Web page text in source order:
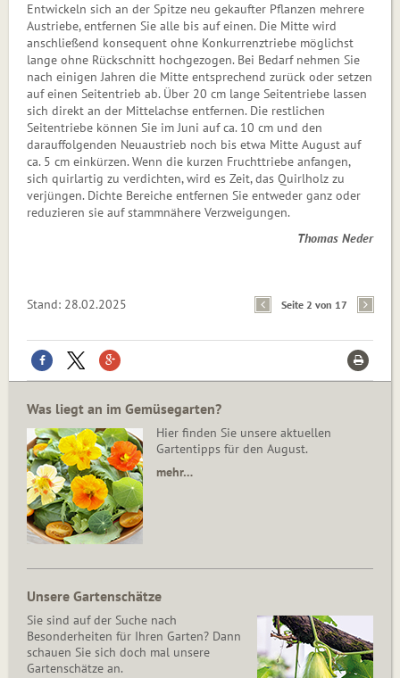
Entwickeln sich an der Spitze neu gekaufter Pflanzen mehrere
Austriebe, entfernen Sie alle bis auf einen. Die Mitte wird
anschließend konsequent ohne Konkurrenztriebe möglichst
lange ohne Rückschnitt hochgezogen. Bei Bedarf nehmen Sie
nach einigen Jahren die Mitte entsprechend zurück oder setzen
auf einen Seitentrieb ab. Über 20 cm lange Seitentriebe lassen
sich direkt an der Mittelachse entfernen. Die restlichen
Seitentriebe können Sie im Juni auf ca. 10 cm und den
darauffolgenden Neuaustrieb noch bis etwa Mitte August auf
ca. 5 cm einkürzen. Wenn die kurzen Fruchttriebe anfangen,
sich quirl­artig zu verdichten, wird es Zeit, das Quirlholz zu
verjüngen. Dichte Bereiche entfernen Sie entweder ganz oder
reduzieren sie auf stammnähere Verzweigungen.
Thomas Neder
Stand: 28.02.2025 Seite 2 von 17
Was liegt an im Gemüsegarten?
Hier finden Sie unsere aktuellen
Gartentipps für den August.
mehr…
Unsere Gartenschätze
Sie sind auf der Suche nach
Besonderheiten für Ihren Garten? Dann
schauen Sie sich doch mal unsere
Gartenschätze an.